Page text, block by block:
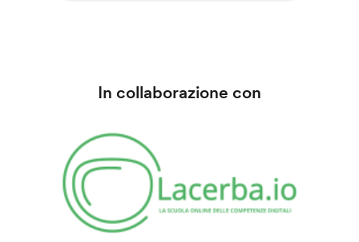
In collaborazione con